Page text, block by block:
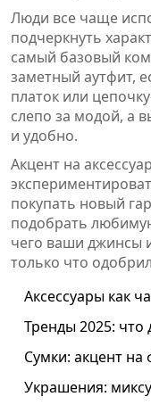
Люди все чаще
подчеркнуть
самый базовый
заметный аутфит,
платок или
слепо за модой, а
и удобно.
Акцент на
покупать новый
подобрать
чего ваши джинсы
только что
Аксессуары как
Тренды 2025: что
Сумки: акцент
Украшения: